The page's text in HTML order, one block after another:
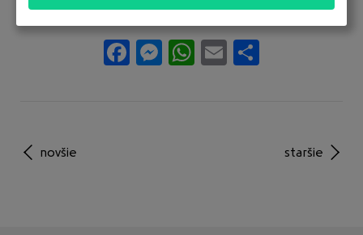
Facebook
Messenger
WhatsApp
Email
novšie staršie